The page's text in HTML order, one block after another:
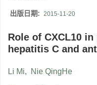
出版日期: 2015-11-20
Role of CXCL10
hepatitis C and
Li Mi, Nie QingHe